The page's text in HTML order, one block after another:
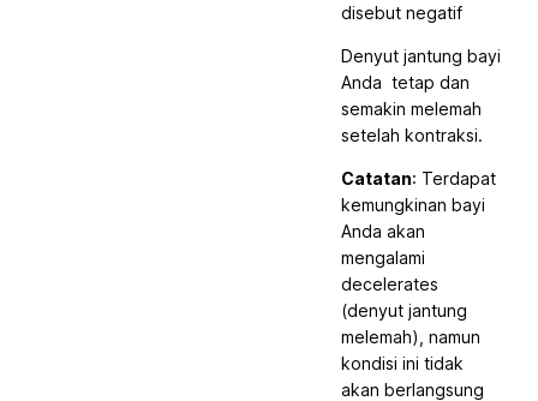
disebut negatif
Denyut jantung bayi
Anda tetap dan
semakin melemah
setelah kontraksi.
Catatan: Terdapat
kemungkinan bayi
Anda akan
mengalami
decelerates
(denyut jantung
melemah), namun
kondisi ini tidak
akan berlangsung